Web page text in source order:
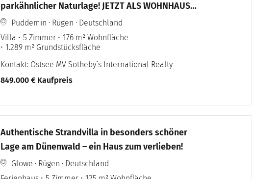
parkähnlicher Naturlage! JETZT ALS WOHNHAUS
ZUM DAUERWOHNEN!
Puddemin · Rügen · Deutschland
Villa
5 Zimmer
176 m² Wohnfläche
1.289 m² Grundstücksfläche
Kontakt: Ostsee MV Sotheby´s International Realty
849.000 € Kaufpreis
Authentische Strandvilla in besonders schöner
Lage am Dünenwald – ein Haus zum verlieben!
Glowe · Rügen · Deutschland